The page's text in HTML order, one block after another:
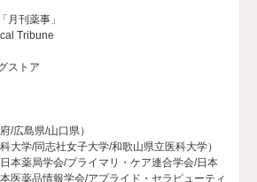
月刊薬事」
Tribune
ストア
/広島県/山口県）
大学/同志社女子大学/和歌山県立医科大学）
本薬局学会/プライマリ・ケア連合学会/日本
医薬品情報学会/アプライド・セラピューティ